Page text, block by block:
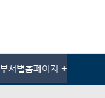
부서별홈페이지 +